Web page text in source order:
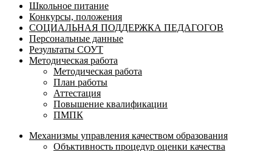
Школьное питание
Конкурсы, положения
СОЦИАЛЬНАЯ ПОДДЕРЖКА ПЕДАГОГОВ
Персональные данные
Результаты СОУТ
Методическая работа
Методическая работа
План работы
Аттестация
Повышение квалификации
ПМПК
Механизмы управления качеством образования
Объктивность процедур оценки качества